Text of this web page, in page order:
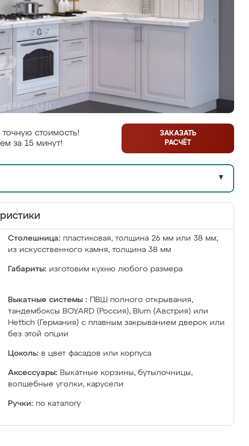
стоимость!
за 15 минут!
ЗАКАЗАТЬ
РАСЧЁТ
▼
Столешница: пластиковая, толщина 26 мм или 38 мм;
из искусственного камня, толщина 38 мм
Габариты: изготовим кухню любого размера
Выкатные системы :
ПВШ полного открывания,
тандембоксы BOYARD (Россия), Blum (Австрия) или
Hettich (Германия) с плавным закрыванием дверок или
без этой опции
Цоколь: в цвет фасадов или корпуса
Аксессуары: Выкатные корзины, бутылочницы,
волшебные уголки, карусели
Ручки: по каталогу